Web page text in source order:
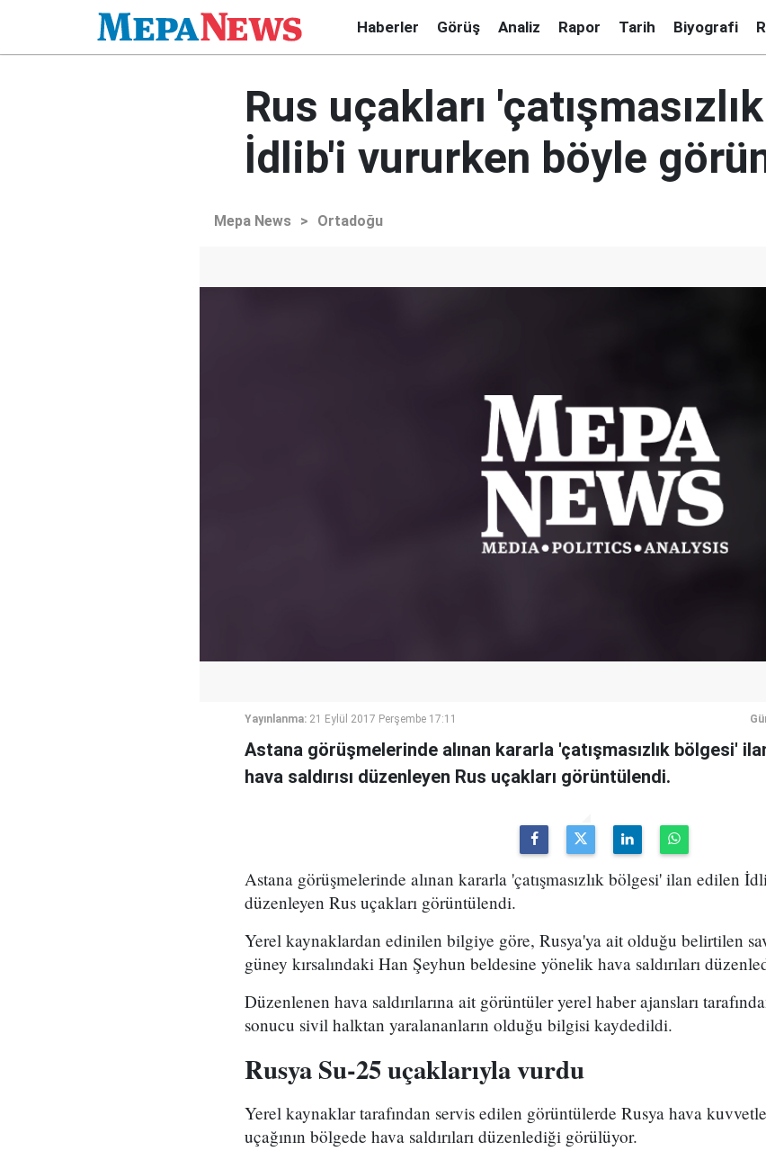
Haberler Görüş Analiz Rapor Tarih Biyografi
Rus uçakları
İdlib'i vururken böyle
Mepa News > Ortadoğu
Yayınlanma: 21 Eylül 2017 Perşembe 17:11
Astana görüşmelerinde alınan kararla 'çatışmasızlık bölgesi'
hava saldırısı düzenleyen Rus uçakları görüntülendi.
Astana görüşmelerinde alınan kararla 'çatışmasızlık bölgesi' ilan edilen
düzenleyen Rus uçakları görüntülendi.
Yerel kaynaklardan edinilen bilgiye göre, Rusya'ya ait olduğu belirtilen
güney kırsalındaki Han Şeyhun beldesine yönelik hava saldırıları
Düzenlenen hava saldırılarına ait görüntüler yerel haber ajansları
sonucu sivil halktan yaralananların olduğu bilgisi kaydedildi.
Rusya Su-25 uçaklarıyla vurdu
Yerel kaynaklar tarafından servis edilen görüntülerde Rusya hava
uçağının bölgede hava saldırıları düzenlediği görülüyor.